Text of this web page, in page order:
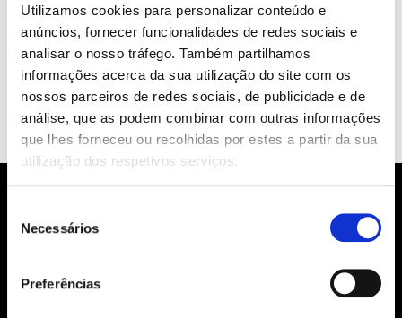
Utilizamos cookies para personalizar conteúdo e
anúncios, fornecer funcionalidades de redes sociais e
analisar o nosso tráfego. Também partilhamos
informações acerca da sua utilização do site com os
nossos parceiros de redes sociais, de publicidade e de
análise, que as podem combinar com outras informações
que lhes forneceu ou recolhidas por estes a partir da sua
utilização dos respetivos serviços.
Necessários
Preferências
e Unipolar Flexivel
Duplo Isolamento
PVC